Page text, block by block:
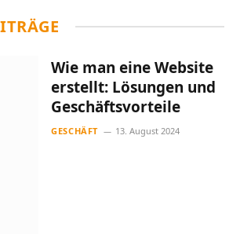
Wie man eine Website
erstellt: Lösungen und
Geschäftsvorteile
GESCHÄFT 13. August 2024